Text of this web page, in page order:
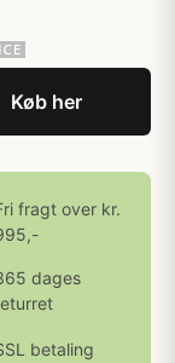
Køb her
fragt over kr.
dages
betaling